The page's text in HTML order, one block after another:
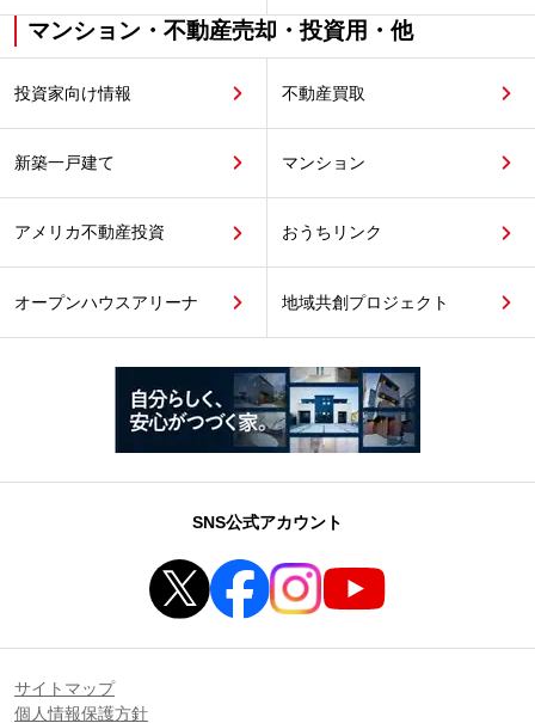
マンション・不動産売却・投資用・他
投資家向け情報 不動産買取
新築一戸建て マンション
アメリカ不動産投資 おうちリンク
オープンハウスアリーナ 地域共創プロジェクト
SNS公式アカウント
サイトマップ
個人情報保護方針